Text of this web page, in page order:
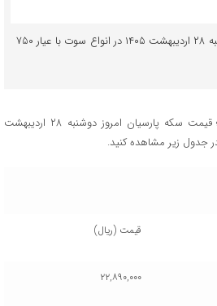
قیمت سکه پارسیان امروز دوشنبه ۲۸ اردیبهشت ۱۴۰۵ در انواع سوت با عیار ۷۵۰
به گزارش اکوایران به نقل از ایلنا؛ قیمت سکه پارسیان امروز دوشنبه ۲۸ اردیبهشت
قیمت (ریال)
۲۲,۸۹۰,۰۰۰